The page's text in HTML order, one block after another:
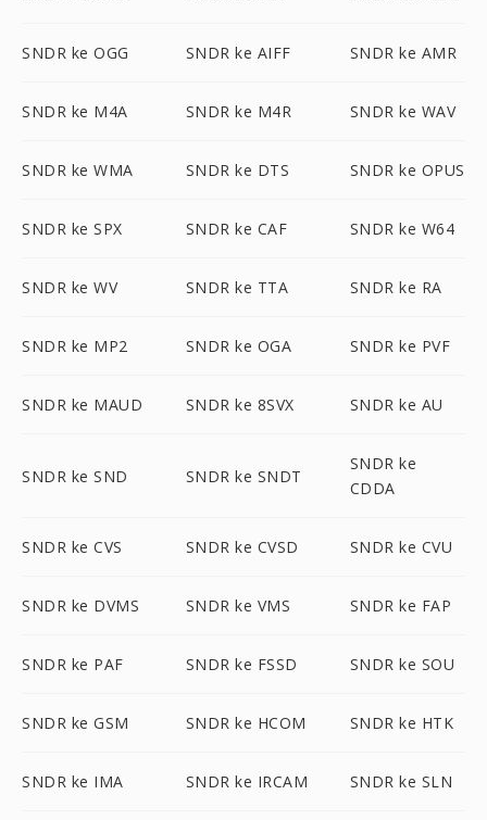
SNDR ke OGG SNDR ke AIFF SNDR ke AMR
SNDR ke M4A SNDR ke M4R SNDR ke WAV
SNDR ke WMA SNDR ke DTS SNDR ke OPUS
SNDR ke SPX SNDR ke CAF SNDR ke W64
SNDR ke WV SNDR ke TTA SNDR ke RA
SNDR ke MP2 SNDR ke OGA SNDR ke PVF
SNDR ke MAUD SNDR ke 8SVX SNDR ke AU
SNDR ke SND SNDR ke SNDT
SNDR ke
CDDA
SNDR ke CVS SNDR ke CVSD SNDR ke CVU
SNDR ke DVMS SNDR ke VMS SNDR ke FAP
SNDR ke PAF SNDR ke FSSD SNDR ke SOU
SNDR ke GSM SNDR ke HCOM SNDR ke HTK
SNDR ke IMA SNDR ke IRCAM SNDR ke SLN